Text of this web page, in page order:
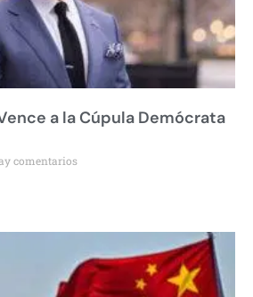
a la Cúpula Demócrata
comentarios